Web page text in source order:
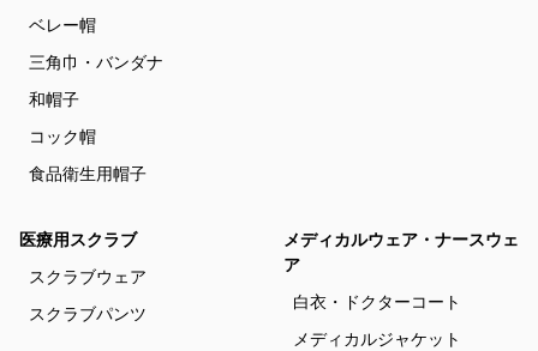
ベレー帽
三角巾・バンダナ
和帽子
コック帽
食品衛生用帽子
医療用スクラブ
スクラブウェア
スクラブパンツ
メディカルウェア・ナースウェ
ア
白衣・ドクターコート
メディカルジャケット